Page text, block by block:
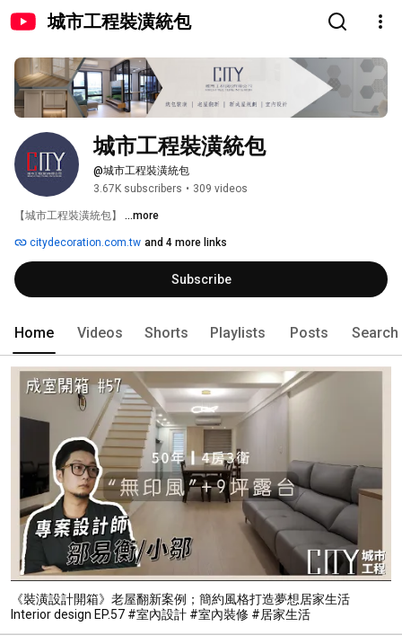
城市工程裝潢統包
城市工程裝潢統包
@城市工程裝潢統包
3.67K subscribers • 309 videos
【城市工程裝潢統包】 ...more
citydecoration.com.tw and 4 more links
Subscribe
Home Videos Shorts Playlists Posts Search
《裝潢設計開箱》老屋翻新案例；簡約風格打造夢想居家生活
Interior design EP.57 #室內設計 #室內裝修 #居家生活